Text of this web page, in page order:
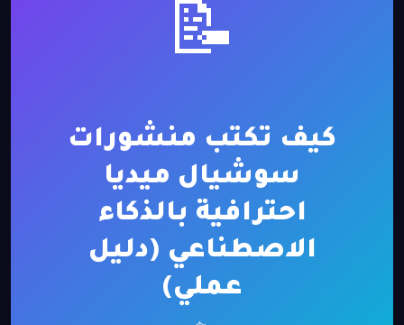
📝
كيف تكتب منشورات
سوشيال ميديا
احترافية بالذكاء
الاصطناعي (دليل
عملي)